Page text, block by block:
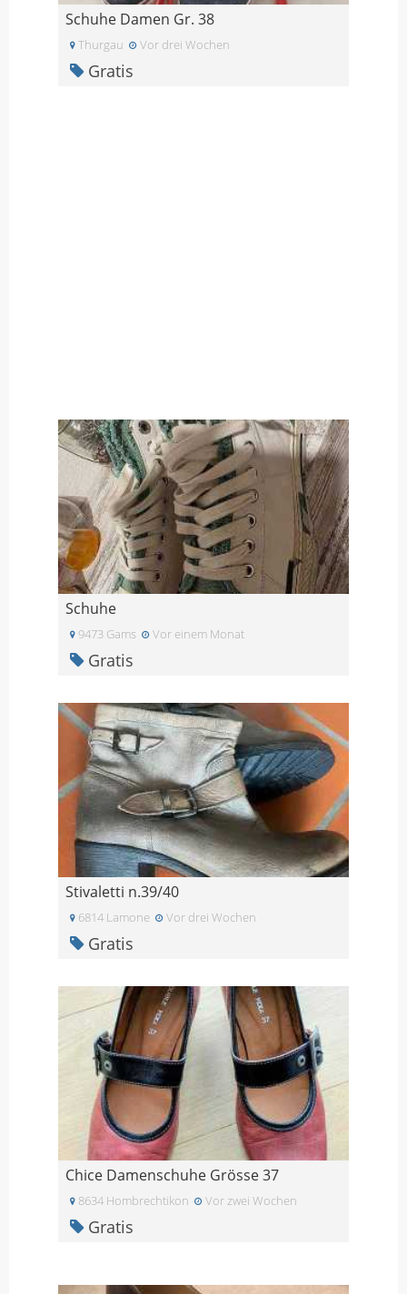
Schuhe Damen Gr. 38
Thurgau Vor drei Wochen
Gratis
Schuhe
9473 Gams Vor einem Monat
Gratis
Stivaletti n.39/40
6814 Lamone Vor drei Wochen
Gratis
Chice Damenschuhe Grösse 37
8634 Hombrechtikon Vor zwei Wochen
Gratis